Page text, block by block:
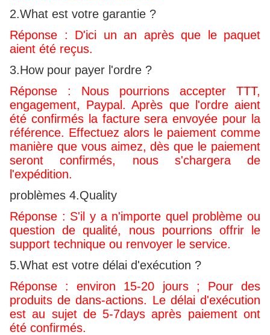
2.What est votre garantie ?
Réponse : D'ici un an après que le paquet
aient été reçus.
3.How pour payer l'ordre ?
Réponse : Nous pourrions accepter TTT,
engagement, Paypal. Après que l'ordre aient
été confirmés la facture sera envoyée pour la
référence. Effectuez alors le paiement comme
manière que vous aimez, dès que le paiement
seront confirmés, nous s'chargera de
l'expédition.
problèmes 4.Quality
Réponse : S'il y a n'importe quel problème ou
question de qualité, nous pourrions offrir le
support technique ou renvoyer le service.
5.What est votre délai d'exécution ?
Réponse : environ 15-20 jours ; Pour des
produits de dans-actions. Le délai d'exécution
est au sujet de 5-7days après paiement ont
été confirmés.